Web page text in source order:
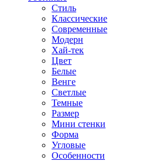
Стиль
Классические
Современные
Модерн
Хай-тек
Цвет
Белые
Венге
Светлые
Темные
Размер
Мини стенки
Форма
Угловые
Особенности